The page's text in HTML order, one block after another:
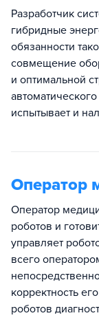
Разработчик
гибридные
обязанности
совмещение
и оптимальной
испытывает и
Оператор
Оператор
роботов и
управляет
всего
корректность
роботов